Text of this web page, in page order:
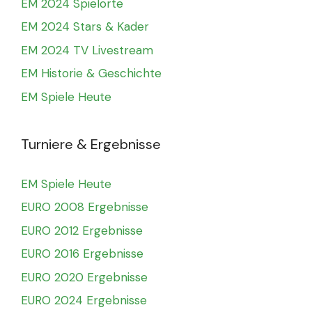
EM 2024 Spielorte
EM 2024 Stars & Kader
EM 2024 TV Livestream
EM Historie & Geschichte
EM Spiele Heute
Turniere & Ergebnisse
EM Spiele Heute
EURO 2008 Ergebnisse
EURO 2012 Ergebnisse
EURO 2016 Ergebnisse
EURO 2020 Ergebnisse
EURO 2024 Ergebnisse